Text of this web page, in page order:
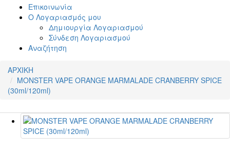
Επικοινωνία
Ο Λογαριασμός μου
Δημιουργία Λογαριασμού
Σύνδεση Λογαριασμού
Αναζήτηση
ΑΡΧΙΚΗ
MONSTER VAPE ORANGE MARMALADE CRANBERRY SPICE
(30ml/120ml)